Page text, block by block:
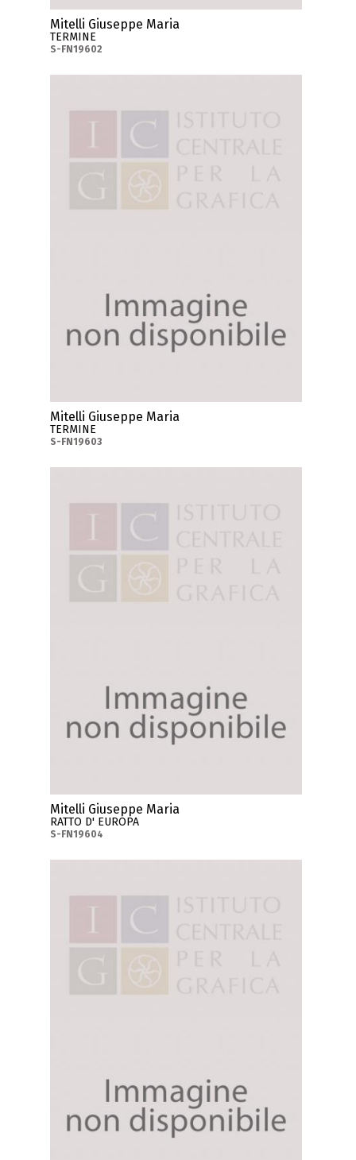
Mitelli Giuseppe Maria
TERMINE
S-FN19602
Mitelli Giuseppe Maria
TERMINE
S-FN19603
Mitelli Giuseppe Maria
RATTO D' EUROPA
S-FN19604